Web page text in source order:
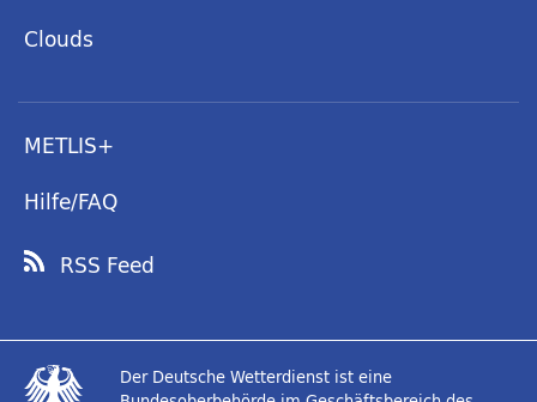
Clouds
METLIS+
Hilfe/FAQ
RSS Feed
Der Deutsche Wetterdienst ist eine